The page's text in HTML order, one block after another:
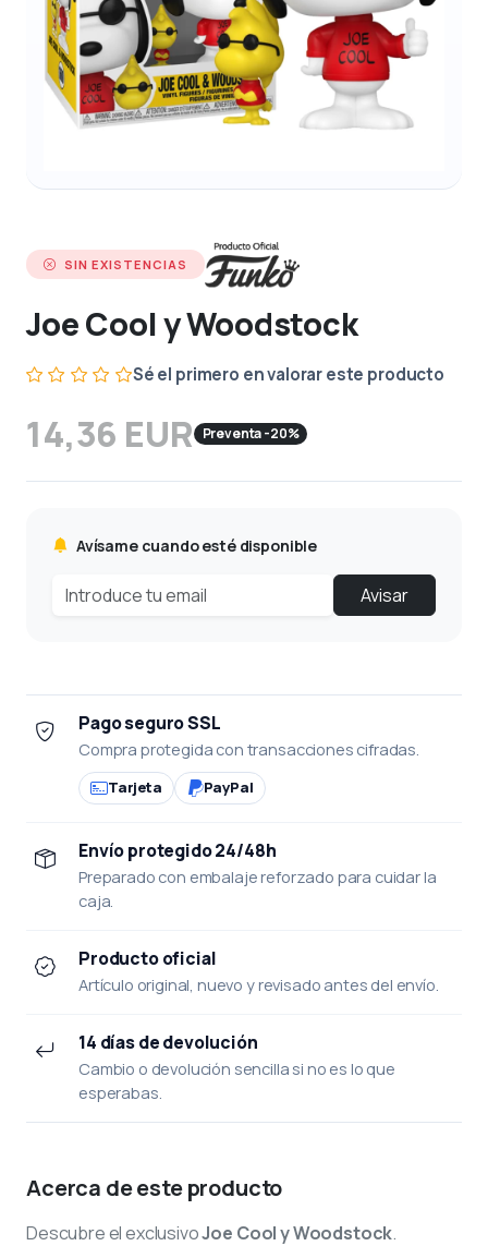
SIN EXISTENCIAS
Joe Cool y Woodstock
Sé el primero en valorar este producto
14,36 EUR Preventa -20%
Avísame cuando esté disponible
Avisar
Pago seguro SSL
Compra protegida con transacciones cifradas.
Tarjeta PayPal
Envío protegido 24/48h
Preparado con embalaje reforzado para cuidar la
caja.
Producto oficial
Artículo original, nuevo y revisado antes del envío.
14 días de devolución
Cambio o devolución sencilla si no es lo que
esperabas.
Acerca de este producto
Descubre el exclusivoJoe Cool y Woodstock.